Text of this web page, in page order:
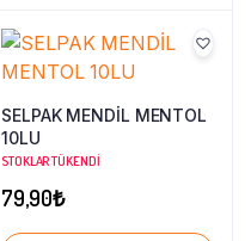
SELPAK MENDİL MENTOL
10LU
STOKLAR TÜKENDI
79,90₺